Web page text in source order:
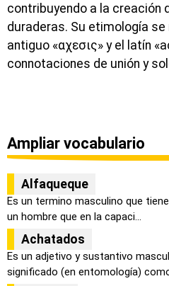
contribuyendo a la creación
duraderas. Su etimología
antiguo «αχεσις» y el latín
connotaciones de unión y
Ampliar vocabulario
Alfaqueque
Es un termino masculino que
un hombre que en la capaci...
Achatados
Es un adjetivo y sustantivo
significado (en entomología) como